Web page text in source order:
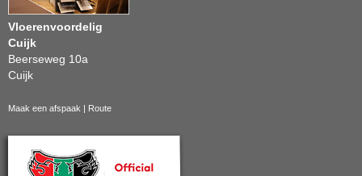
Vloerenvoordelig
Cuijk
Beerseweg 10a
Cuijk
Maak een afspaak | Route